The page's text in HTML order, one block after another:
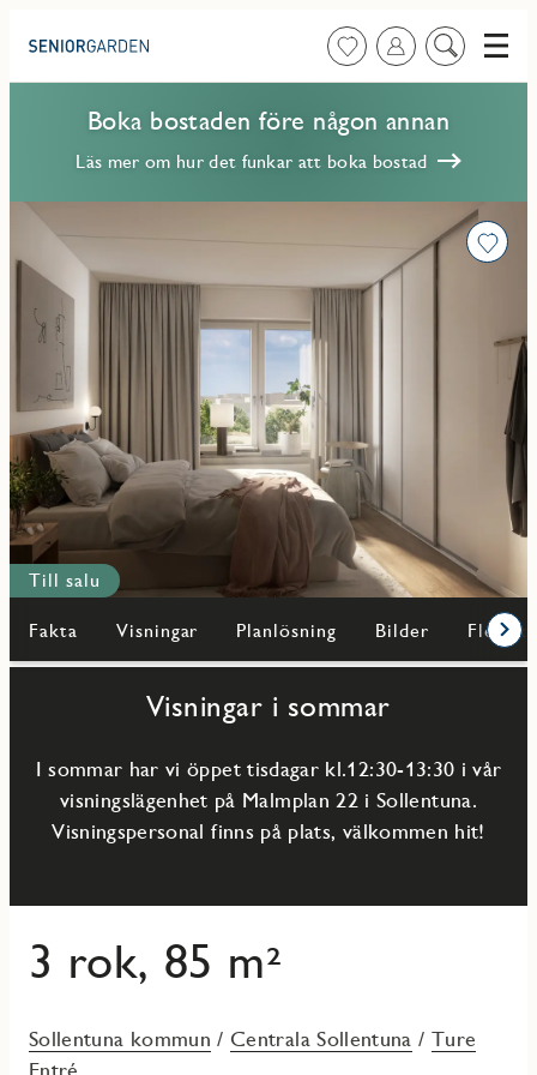
FavoriterLogga in
Sök
på
Meny
Boka bostaden före någon annan
Läs mer om hur det funkar att boka bostad
Till salu
Fakta Visningar Planlösning Bilder Fler
Visningar i sommar
I sommar har vi öppet tisdagar kl.12:30-13:30 i vår
visningslägenhet på Malmplan 22 i Sollentuna.
Visningspersonal finns på plats, välkommen hit!
3 rok, 85 m²
Sollentuna kommun / Centrala Sollentuna / Ture
Entré